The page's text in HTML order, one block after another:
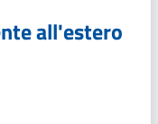
all'estero